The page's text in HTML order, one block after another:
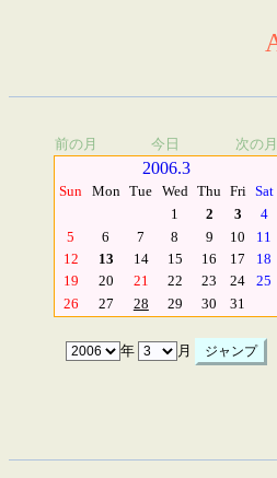
前の月 今日 次の月
2006.3
Sun Mon Tue Wed Thu Fri Sat
1
2 3
4
5
6 7 8 9 10
11
12
13 14 15 16 17
18
19
20 21 22 23 24
25
26
27 28 29 30 31
年 月